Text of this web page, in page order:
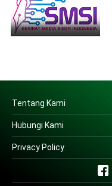
Tentang Kami
Hubungi Kami
Privacy Policy